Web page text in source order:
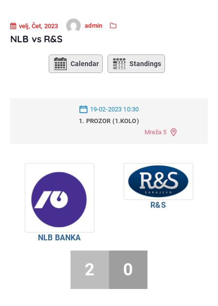
velj, Čet, 2023 admin
NLB vs R&S
Calendar Standings
19-02-2023 10:30
1. PROZOR (1.KOLO)
Mreža 5
NLB BANKA
R&S
2 0